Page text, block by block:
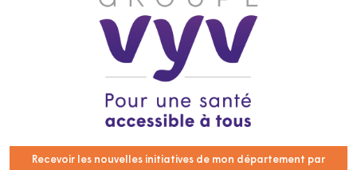
Recevoir les nouvelles initiatives de mon département par